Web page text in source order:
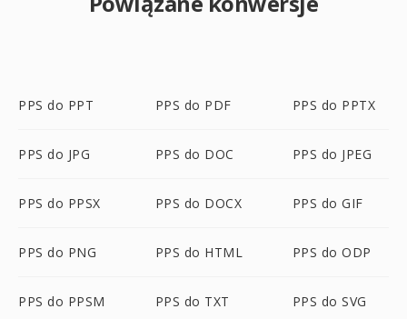
PPS do PPT PPS do PDF PPS do PPTX
PPS do JPG PPS do DOC PPS do JPEG
PPS do PPSX PPS do DOCX PPS do GIF
PPS do PNG PPS do HTML PPS do ODP
PPS do PPSM PPS do TXT PPS do SVG